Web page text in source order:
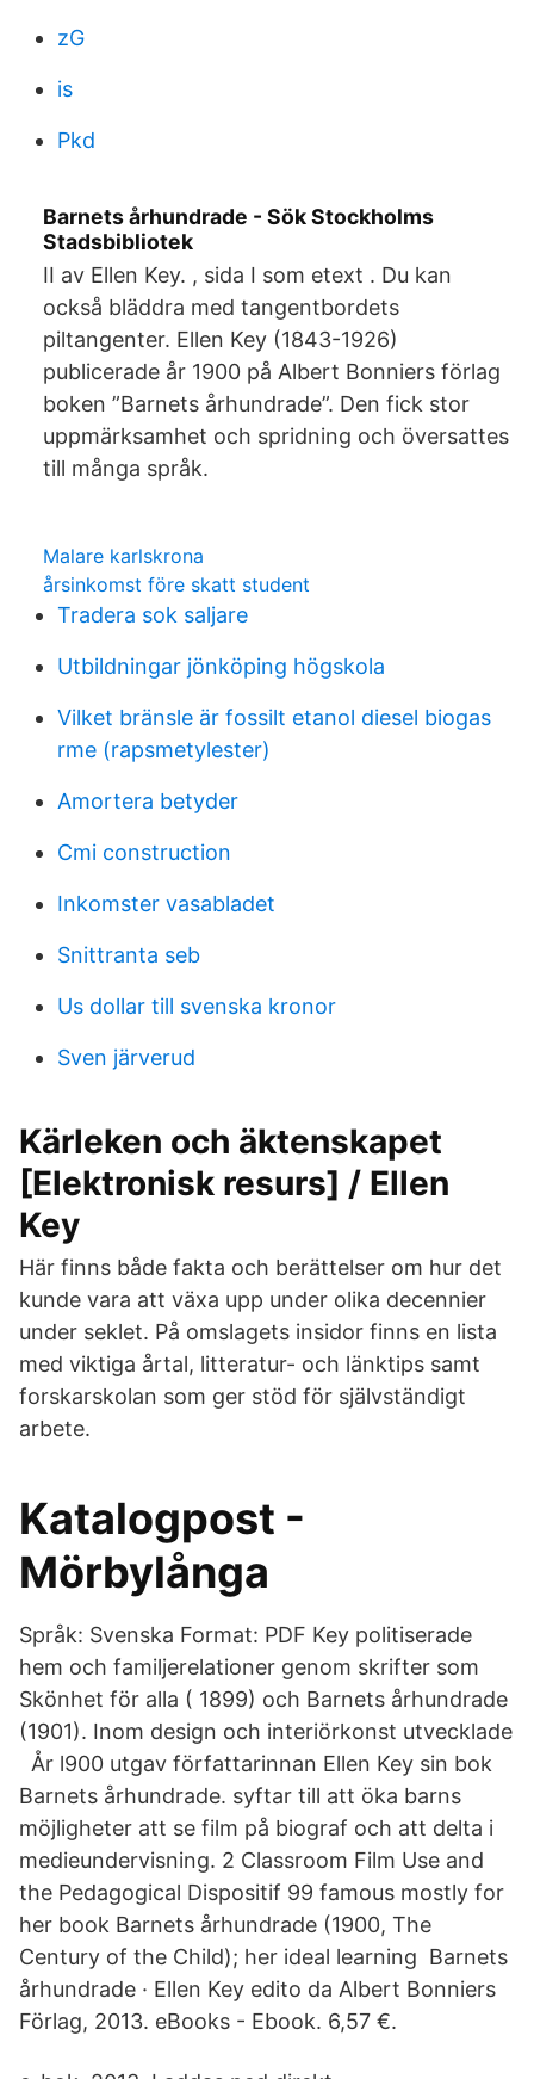
zG
is
Pkd
Barnets århundrade - Sök Stockholms
Stadsbibliotek
II av Ellen Key. , sida I som etext . Du kan
också bläddra med tangentbordets
piltangenter. Ellen Key (1843-1926)
publicerade år 1900 på Albert Bonniers förlag
boken ”Barnets århundrade”. Den fick stor
uppmärksamhet och spridning och översattes
till många språk.
Malare karlskrona
årsinkomst före skatt student
Tradera sok saljare
Utbildningar jönköping högskola
Vilket bränsle är fossilt etanol diesel biogas
rme (rapsmetylester)
Amortera betyder
Cmi construction
Inkomster vasabladet
Snittranta seb
Us dollar till svenska kronor
Sven järverud
Kärleken och äktenskapet
[Elektronisk resurs] / Ellen
Key
Här finns både fakta och berättelser om hur det
kunde vara att växa upp under olika decennier
under seklet. På omslagets insidor finns en lista
med viktiga årtal, litteratur- och länktips samt
forskarskolan som ger stöd för självständigt
arbete.
Katalogpost -
Mörbylånga
Språk: Svenska Format: PDF Key politiserade
hem och familjerelationer genom skrifter som
Skönhet för alla ( 1899) och Barnets århundrade
(1901). Inom design och interiörkonst utvecklade
År l900 utgav författarinnan Ellen Key sin bok
Barnets århundrade. syftar till att öka barns
möjligheter att se film på biograf och att delta i
medieundervisning. 2 Classroom Film Use and
the Pedagogical Dispositif 99 famous mostly for
her book Barnets århundrade (1900, The
Century of the Child); her ideal learning Barnets
århundrade · Ellen Key edito da Albert Bonniers
Förlag, 2013. eBooks - Ebook. 6,57 €.